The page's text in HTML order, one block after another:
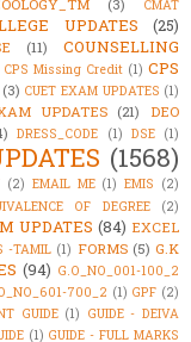
(3)
CMAT
UPDATES (25)
(11)
COUNSELLING
CPS Missing Credit (1) CPS
(3) CUET EXAM UPDATES (1)
UPDATES (21)
DEO
DRESS_CODE (1) DSE (1)
(1568)
(2) EMAIL ME (1) EMIS (2)
OF DEGREE (2)
UPDATES (84) EXCEL
-TAMIL (1) FORMS (5) G.K
(94) G.O_NO_001-100_2
700_2 (1) GPF (2)
GUIDE (1) GUIDE - DEIVA
(1) GUIDE - FULL MARKS